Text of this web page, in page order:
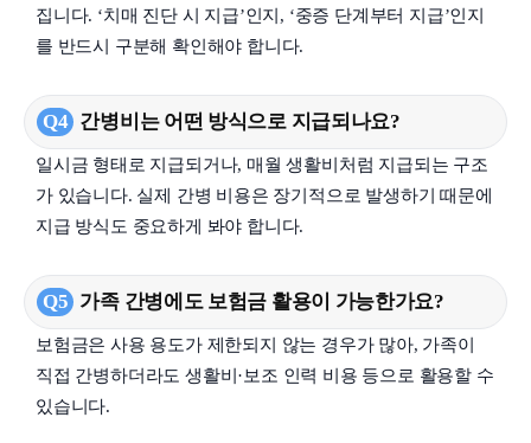
집니다. ‘치매 진단 시 지급’인지, ‘중증 단계부터 지급’인지
를 반드시 구분해 확인해야 합니다.
Q4 간병비는 어떤 방식으로 지급되나요?
일시금 형태로 지급되거나, 매월 생활비처럼 지급되는 구조
가 있습니다. 실제 간병 비용은 장기적으로 발생하기 때문에
지급 방식도 중요하게 봐야 합니다.
Q5 가족 간병에도 보험금 활용이 가능한가요?
보험금은 사용 용도가 제한되지 않는 경우가 많아, 가족이
직접 간병하더라도 생활비·보조 인력 비용 등으로 활용할 수
있습니다.